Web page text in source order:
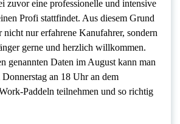
zuvor eine professionelle und intensive
Profi stattfindet. Aus diesem Grund
nicht nur erfahrene Kanufahrer, sondern
gerne und herzlich willkommen.
genannten Daten im August kann man
Donnerstag an 18 Uhr an dem
Paddeln teilnehmen und so richtig